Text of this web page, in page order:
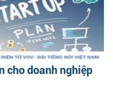
cho doanh nghiệp